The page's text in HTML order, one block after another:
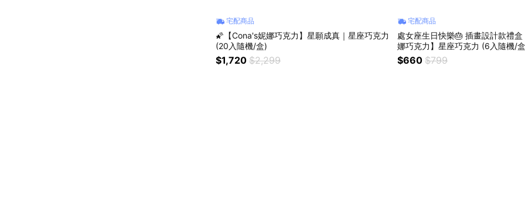
宅配商品
🌠【Cona's妮娜巧克力】星願成真｜星座巧克力
(20入隨機/盒)
$1,720 $2,299
宅配商品
處女座生日快樂🎂 插畫設計款禮
娜巧克力】星座巧克力 (6入隨機/
$660 $799